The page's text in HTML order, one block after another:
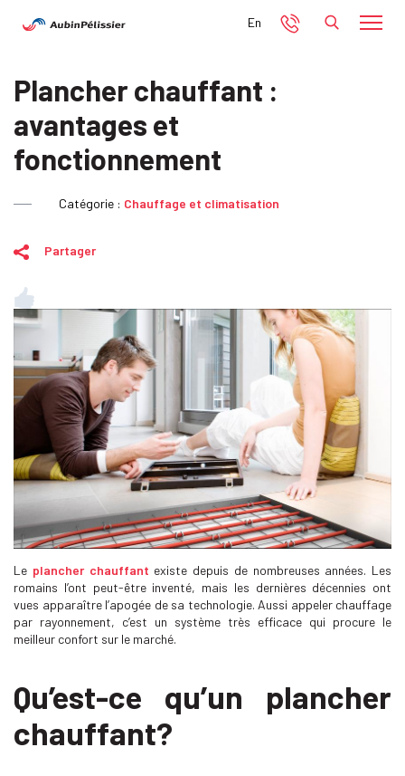
En
Plancher chauffant :
avantages et
fonctionnement
Catégorie : Chauffage et climatisation
Partager
Le plancher chauffant existe depuis de nombreuses années. Les
romains l’ont peut-être inventé, mais les dernières décennies ont
vues apparaître l’apogée de sa technologie. Aussi appeler chauffage
par rayonnement, c’est un système très efficace qui procure le
meilleur confort sur le marché.
Qu’est-ce qu’un plancher
chauffant?